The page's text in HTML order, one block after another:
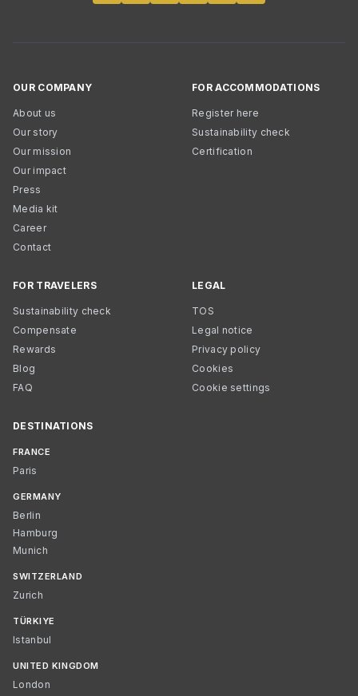
OUR COMPANY
About us
Our story
Our mission
Our impact
Press
Media kit
Career
Contact
FOR ACCOMMODATIONS
Register here
Sustainability check
Certification
FOR TRAVELERS
Sustainability check
Compensate
Rewards
Blog
FAQ
LEGAL
TOS
Legal notice
Privacy policy
Cookies
Cookie settings
DESTINATIONS
FRANCE
Paris
GERMANY
Berlin
Hamburg
Munich
SWITZERLAND
Zurich
TÜRKIYE
Istanbul
UNITED KINGDOM
London